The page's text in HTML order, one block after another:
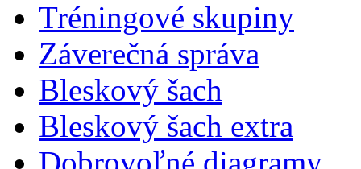
Tréningové skupiny
Záverečná správa
Bleskový šach
Bleskový šach extra